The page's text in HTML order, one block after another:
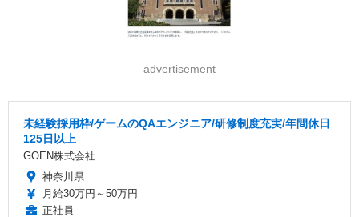
advertisement
未経験採用枠/ゲームのQAエンジニア/研修制度充実/年間休日
125日以上
GOEN株式会社
神奈川県
月給30万円～50万円
正社員